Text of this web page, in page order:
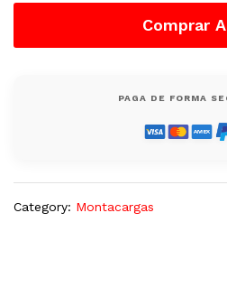
Lb,
quantity
Comprar
PAGA DE FORMA
Category: Montacargas